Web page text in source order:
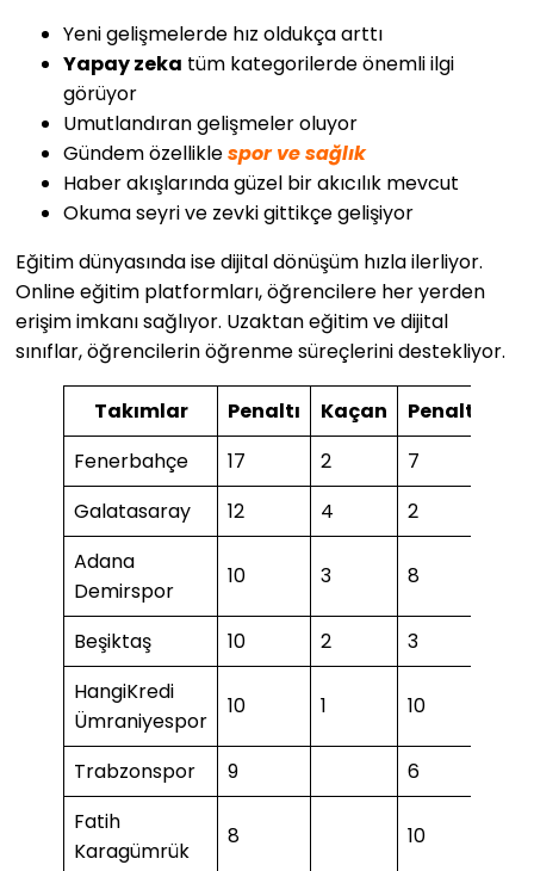
Yeni gelişmelerde hız oldukça arttı
Yapay zeka tüm kategorilerde önemli ilgi
görüyor
Umutlandıran gelişmeler oluyor
Gündem özelliklespor ve sağlık
Haber akışlarında güzel bir akıcılık mevcut
Okuma seyri ve zevki gittikçe gelişiyor
Eğitim dünyasında ise dijital dönüşüm hızla ilerliyor.
Online eğitim platformları, öğrencilere her yerden
erişim imkanı sağlıyor. Uzaktan eğitim ve dijital
sınıflar, öğrencilerin öğrenme süreçlerini destekliyor.
Takımlar Penaltı Kaçan Penaltı
Fenerbahçe
17 2 7
Galatasaray
12 4 2
Adana
Demirspor
10 3 8
Beşiktaş 10 2 3
HangiKredi
Ümraniyespor
10 1 10
Trabzonspor 9
6
Fatih
Karagümrük
8 10